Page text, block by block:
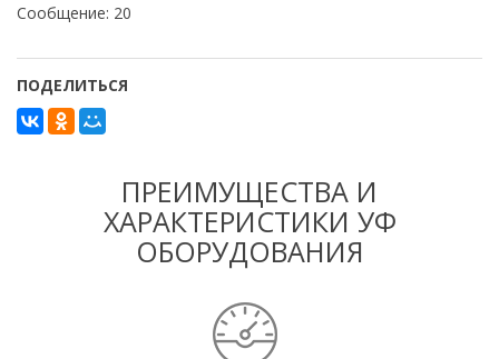
Сообщение: 20
ПОДЕЛИТЬСЯ
ПРЕИМУЩЕСТВА И
ХАРАКТЕРИСТИКИ УФ
ОБОРУДОВАНИЯ